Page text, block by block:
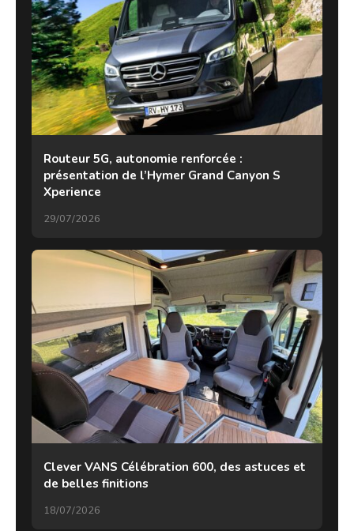
Routeur 5G, autonomie renforcée :
présentation de l’Hymer Grand Canyon S
Xperience
29/07/2026
Clever VANS Célébration 600, des astuces et
de belles finitions
18/07/2026